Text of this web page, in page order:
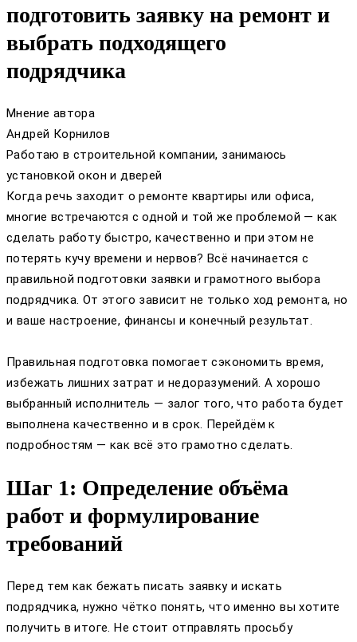
подготовить заявку на ремонт и
выбрать подходящего
подрядчика
Мнение автора
Андрей Корнилов
Работаю в строительной компании, занимаюсь
установкой окон и дверей
Когда речь заходит о ремонте квартиры или офиса,
многие встречаются с одной и той же проблемой — как
сделать работу быстро, качественно и при этом не
потерять кучу времени и нервов? Всё начинается с
правильной подготовки заявки и грамотного выбора
подрядчика. От этого зависит не только ход ремонта, но
и ваше настроение, финансы и конечный результат.
Правильная подготовка помогает сэкономить время,
избежать лишних затрат и недоразумений. А хорошо
выбранный исполнитель — залог того, что работа будет
выполнена качественно и в срок. Перейдём к
подробностям — как всё это грамотно сделать.
Шаг 1: Определение объёма
работ и формулирование
требований
Перед тем как бежать писать заявку и искать
подрядчика, нужно чётко понять, что именно вы хотите
получить в итоге. Не стоит отправлять просьбу